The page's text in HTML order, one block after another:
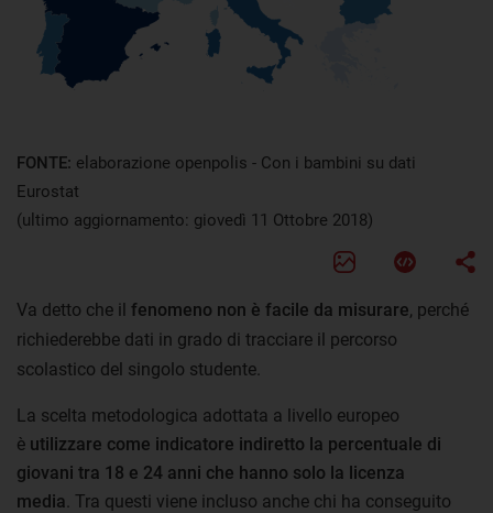
FONTE: elaborazione openpolis - Con i bambini su dati
Eurostat
(ultimo aggiornamento: giovedì 11 Ottobre 2018)
Va detto che il fenomeno non è facile da misurare, perché
richiederebbe dati in grado di tracciare il percorso
scolastico del singolo studente.
La scelta metodologica adottata a livello europeo
è utilizzare come indicatore indiretto la percentuale di
giovani tra 18 e 24 anni che hanno solo la licenza
media . Tra questi viene incluso anche chi ha conseguito